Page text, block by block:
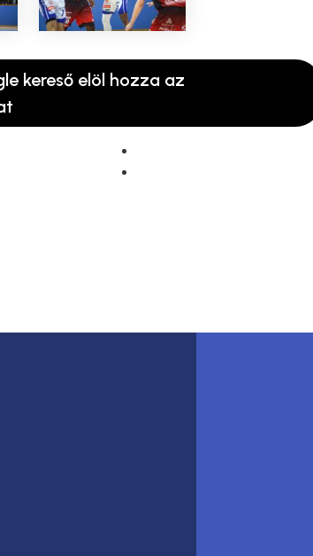
kereső elöl hozza az